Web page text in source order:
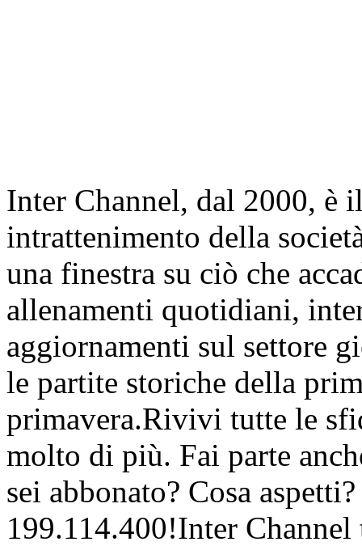
Inter Channel, dal 2000, è
intrattenimento della
una finestra su ciò che
allenamenti quotidiani,
aggiornamenti sul settore
le partite storiche della
primavera.Rivivi tutte le
molto di più. Fai parte
sei abbonato? Cosa
199.114.400!Inter Channel